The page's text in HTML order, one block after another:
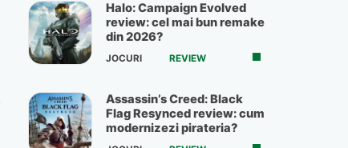
Halo: Campaign Evolved
review: cel mai bun remake
din 2026?
JOCURI REVIEW
Assassin’s Creed: Black
Flag Resynced review: cum
modernizezi pirateria?